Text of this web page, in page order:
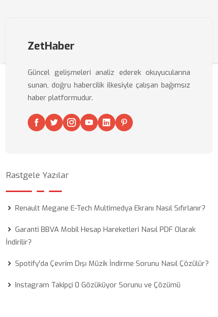
ZetHaber
Güncel gelişmeleri analiz ederek okuyucularına
sunan, doğru habercilik ilkesiyle çalışan bağımsız
haber platformudur.
Rastgele Yazılar
Renault Megane E-Tech Multimedya Ekranı Nasıl Sıfırlanır?
Garanti BBVA Mobil Hesap Hareketleri Nasıl PDF Olarak
İndirilir?
Spotify'da Çevrim Dışı Müzik İndirme Sorunu Nasıl Çözülür?
Instagram Takipçi 0 Gözüküyor Sorunu ve Çözümü